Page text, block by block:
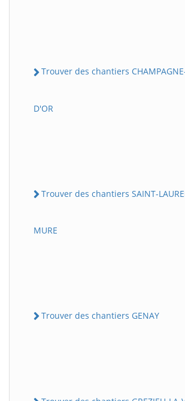
Trouver des chantiers
D'OR
Trouver des chantiers SAINT-
MURE
Trouver des chantiers GENAY